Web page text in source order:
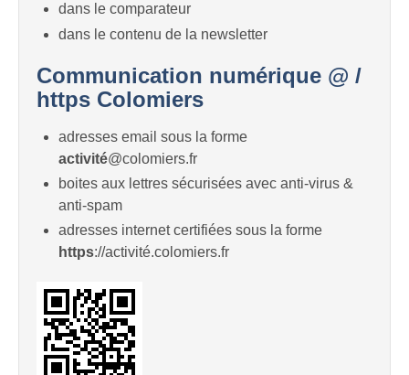
dans le comparateur
dans le contenu de la newsletter
Communication numérique @ /
https Colomiers
adresses email sous la forme
activité@colomiers.fr
boites aux lettres sécurisées avec anti-virus &
anti-spam
adresses internet certifiées sous la forme
https://activité.colomiers.fr